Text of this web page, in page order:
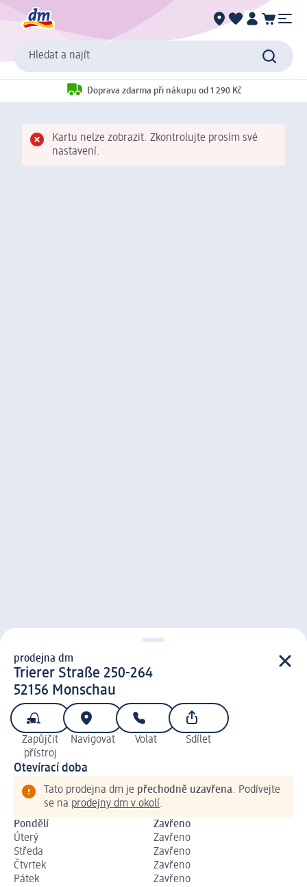
Hledat a najít
Doprava zdarma při nákupu od 1 290 Kč
Kartu nelze zobrazit. Zkontrolujte prosím své
nastavení.
prodejna d m
prodejna dm
Trierer Straße 250-264
5 2 1 5 6
52156 Monschau
Zapůjčit
přístroj
Navigovat Volat Sdílet
Otevírací doba
Tato prodejna dm je přechodně uzavřena. Podívejte
se na prodejny dm v okolí.
Pondělí
Zavřeno
Úterý
Zavřeno
Středa
Zavřeno
Čtvrtek
Zavřeno
Pátek
Zavřeno